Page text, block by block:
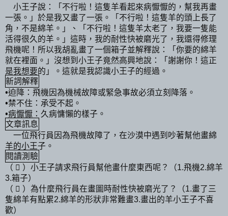
小王子說：「不行啦！這隻羊看起來病懨懨的，幫我再畫
一張。」於是我又畫了一張。「不行啦！這隻羊的頭上長了
角，不是綿羊。」、「不行啦！這隻羊太老了，我要一隻能
活得很久的羊。」這時，我的耐性快被磨光了，我還得修理
飛機呢！所以我胡亂畫了一個箱子並解釋說：「你要的綿羊
就在裡面。」沒想到小王子竟然高興地說：「謝謝你！這正
是我想要的」。這就是我認識小王子的經過。
新詞解釋
•迫降：飛機因為機械故障或緊急事故必須立刻降落。
•禁不住：承受不起。
•病懨懨：久病慵懶的樣子。
文章訊息
一位飛行員因為飛機故障了，在沙漠中遇到吵著幫他畫綿
羊的小王子。
閱讀測驗
（  ） 小王子請求飛行員幫他畫什麼東西呢？（1.飛機2.綿羊
3.箱子）
（  ） 為什麼飛行員在畫圖時耐性快被磨光了？（1.畫了三
隻綿羊有點累2.綿羊的形狀非常難畫3.畫出的羊小王子不喜
歡）